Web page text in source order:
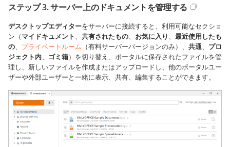
ステップ 3. サーバー上のドキュメントを管理する
デスクトップエディターをサーバーに接続すると、利用可能なセクショ
ン（マイドキュメント、 共有されたもの、 お気に入り、 最近使用したも
の、 プライベートルーム （有料サーバーバージョンのみ）、 共通、 プロ
ジェクト内、 ゴミ箱）を切り替え、ポータルに保存されたファイルを管
理し、新しいファイルを作成またはアップロードし、他のポータルユー
ザーや外部ユーザーと一緒に表示、共有、編集することができます。